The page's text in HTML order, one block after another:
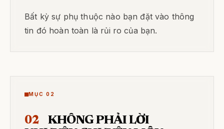
Bất kỳ sự phụ thuộc nào bạn đặt vào thông
tin đó hoàn toàn là rủi ro của bạn.
MỤC 02
02
KHÔNG PHẢI LỜI